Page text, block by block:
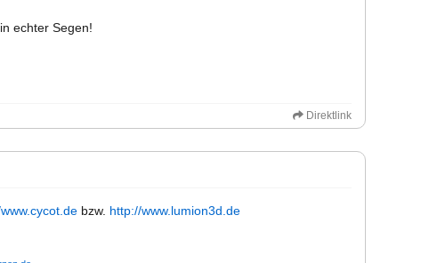
echter Segen!
Direktlink
bzw. http://www.lumion3d.de